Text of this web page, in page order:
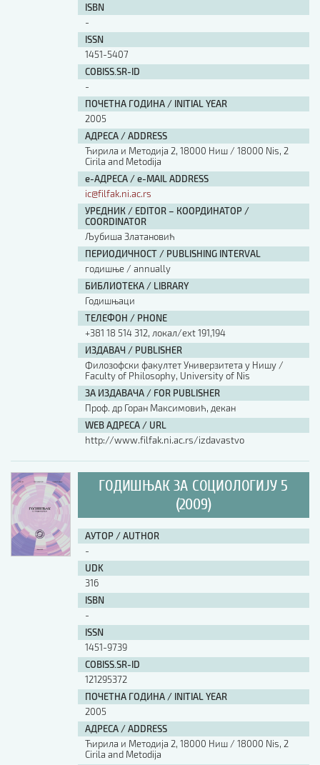
ISBN
-
ISSN
1451-5407
COBISS.SR-ID
-
ПОЧЕТНА ГОДИНА / INITIAL YEAR
2005
АДРЕСА / ADDRESS
Ћирила и Методија 2, 18000 Ниш / 18000 Nis, 2
Cirila and Metodija
е-АДРЕСА / e-MAIL ADDRESS
ic@filfak.ni.ac.rs
УРЕДНИК / EDITOR – КООРДИНАТОР /
COORDINATOR
Љубиша Златановић
ПЕРИОДИЧНОСТ / PUBLISHING INTERVAL
годишње / annually
БИБЛИОТЕКА / LIBRARY
Годишњаци
ТЕЛЕФОН / PHONE
+381 18 514 312, локал/ext 191,194
ИЗДАВАЧ / PUBLISHER
Филозофски факултет Универзитета у Нишу /
Faculty of Philosophy, University of Nis
ЗА ИЗДАВАЧА / FOR PUBLISHER
Проф. др Горан Максимовић, декан
WEB АДРЕСА / URL
http://www.filfak.ni.ac.rs/izdavastvo
ГОДИШЊАК ЗА СОЦИОЛОГИЈУ 5
(2009)
АУТОР / AUTHOR
-
UDK
316
ISBN
-
ISSN
1451-9739
COBISS.SR-ID
121295372
ПОЧЕТНА ГОДИНА / INITIAL YEAR
2005
АДРЕСА / ADDRESS
Ћирила и Методија 2, 18000 Ниш / 18000 Nis, 2
Cirila and Metodija